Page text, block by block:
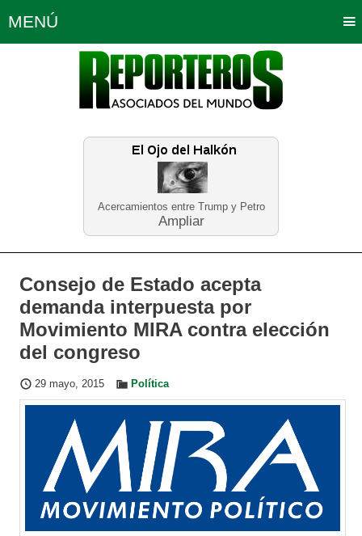
Acercamientos entre Trump y Petro
Ampliar
MENÚ
Política Opinión Bogotá
Planeta Tierra Deportes
Educación Neira
Consejo de Estado acepta
demanda interpuesta por
Movimiento MIRA contra elección
del congreso
29 mayo, 2015 Política